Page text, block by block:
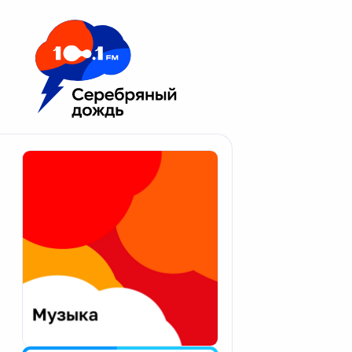
Москва 100.1 FM
Апатиты
Екатеринбург
Калининград
Калуга